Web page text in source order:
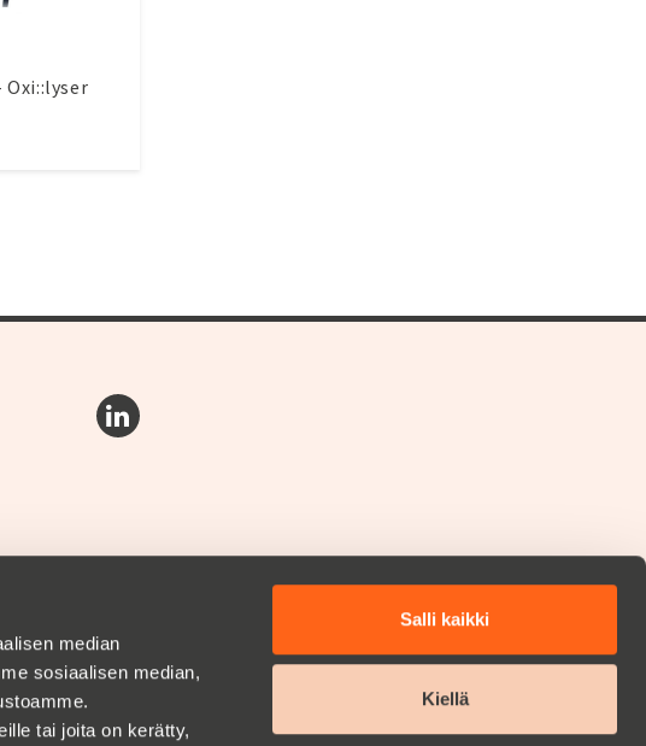
median
sosiaalisen median,
tai joita on kerätty,
Salli kaikki
Kiellä